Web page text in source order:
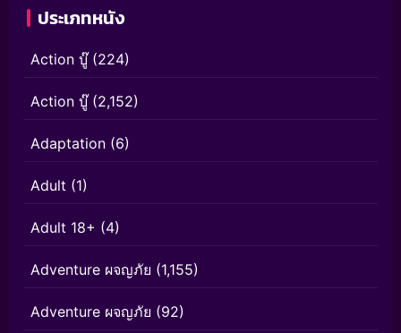
ประเภทหนัง
Action บู๊(224)
Action บู๊(2,152)
Adaptation (6)
Adult (1)
Adult 18+ (4)
Adventure ผจญภัย (1,155)
Adventure ผจญภัย (92)